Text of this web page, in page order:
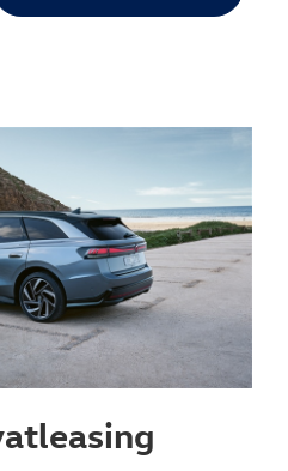
ID. Buzz
ID.7 og ID.7
Den nye
Garanti
NYE VAREBILER